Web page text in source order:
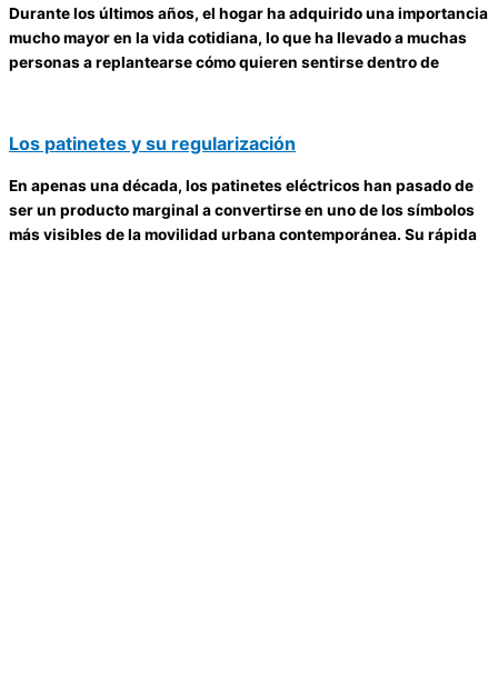
Durante los últimos años, el hogar ha adquirido una importancia
mucho mayor en la vida cotidiana, lo que ha llevado a muchas
personas a replantearse cómo quieren sentirse dentro de
Los patinetes y su regularización
En apenas una década, los patinetes eléctricos han pasado de
ser un producto marginal a convertirse en uno de los símbolos
más visibles de la movilidad urbana contemporánea. Su rápida